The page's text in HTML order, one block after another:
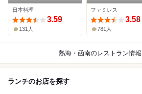
日本料理
3.59
131人
ファミレス
3.58
781人
熱海・函南のレストラン情
ランチのお店を探す